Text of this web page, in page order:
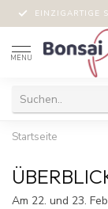
EINZIGARTIGE
MENU
Startseite
Am 22. und 23.